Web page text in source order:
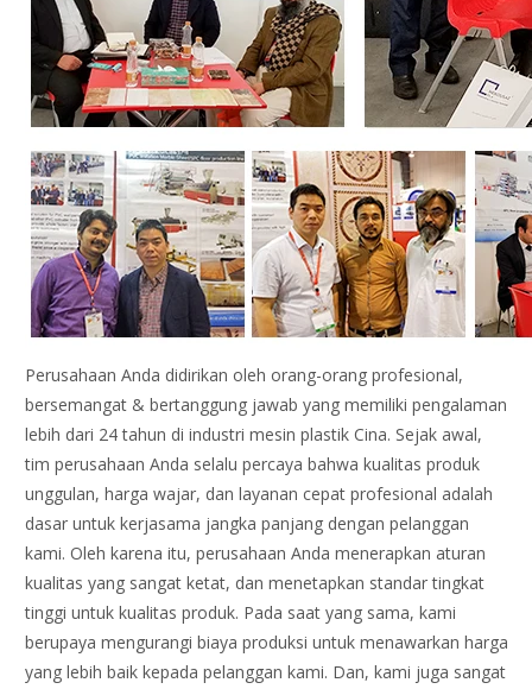
Perusahaan Anda didirikan oleh orang-orang profesional,
bersemangat & bertanggung jawab yang memiliki pengalaman
lebih dari 24 tahun di industri mesin plastik Cina. Sejak awal,
tim perusahaan Anda selalu percaya bahwa kualitas produk
unggulan, harga wajar, dan layanan cepat profesional adalah
dasar untuk kerjasama jangka panjang dengan pelanggan
kami. Oleh karena itu, perusahaan Anda menerapkan aturan
kualitas yang sangat ketat, dan menetapkan standar tingkat
tinggi untuk kualitas produk. Pada saat yang sama, kami
berupaya mengurangi biaya produksi untuk menawarkan harga
yang lebih baik kepada pelanggan kami. Dan, kami juga sangat